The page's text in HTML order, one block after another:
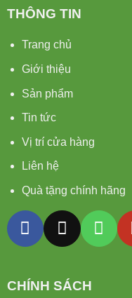
THÔNG TIN
Trang chủ
Giới thiệu
Sản phẩm
Tin tức
Vị trí cửa hàng
Liên hệ
Quà tặng chính hãng
CHÍNH SÁCH